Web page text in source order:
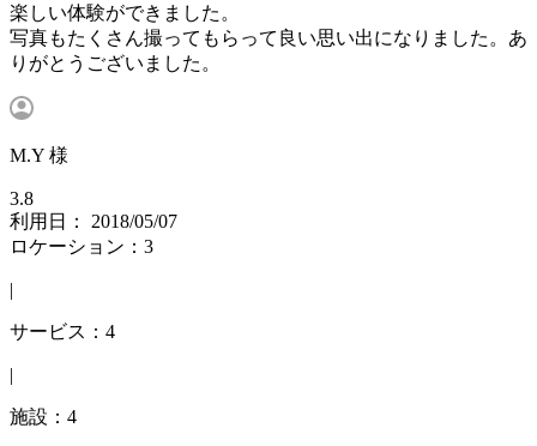
楽しい体験ができました。
写真もたくさん撮ってもらって良い思い出になりました。あ
りがとうございました。
M.Y 様
3.8
利用日： 2018/05/07
ロケーション：3
|
サービス：4
|
施設：4